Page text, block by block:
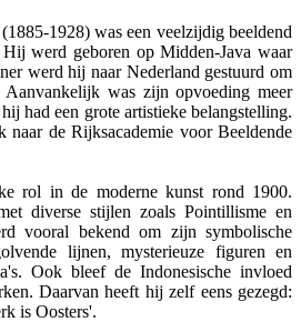
1928) was een veelzijdig beeldend
Hij werd geboren op Midden-Java waar
werd hij naar Nederland gestuurd om
was zijn opvoeding meer
had een grote artistieke belangstelling.
de Rijksacademie voor Beeldende
rol in de moderne kunst rond 1900.
diverse stijlen zoals Pointillisme en
vooral bekend om zijn symbolische
lijnen, mysterieuze figuren en
Ook bleef de Indonesische invloed
Daarvan heeft hij zelf eens gezegd:
is Oosters'.